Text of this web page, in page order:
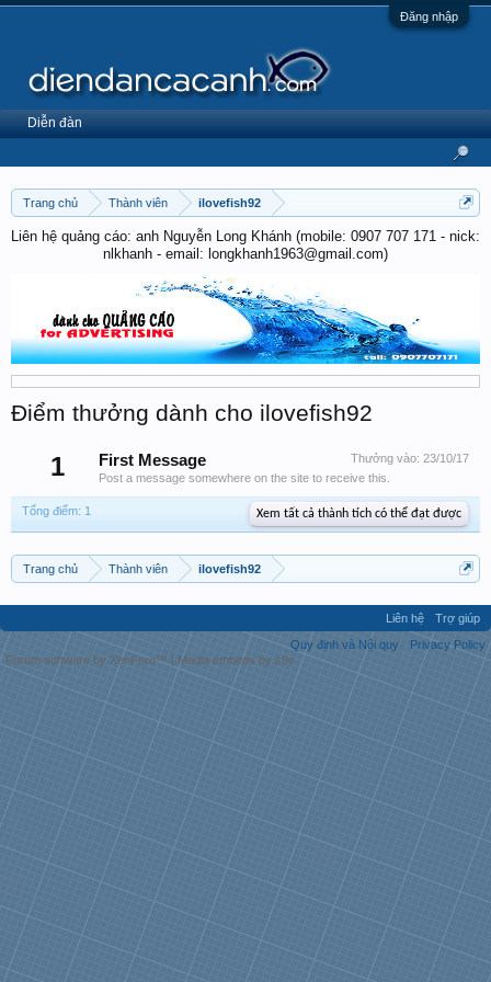
Đăng nhập
Trang chủ Thành viên ilovefish92
Liên hệ quảng cáo: anh Nguyễn Long Khánh (mobile: 0907 707 171 - nick:
nlkhanh - email: longkhanh1963@gmail.com)
Điểm thưởng dành cho ilovefish92
1 Thưởng vào: 23/10/17
First Message
Post a message somewhere on the site to receive this.
Tổng điểm: 1 Xem tất cả thành tích có thể đạt được
Trang chủ Thành viên ilovefish92
Diễn đàn
Liên hệ
Trợ giúp
Quy định và Nội quy
Privacy Policy
Forum software by XenForo™ | Media embeds by s9e